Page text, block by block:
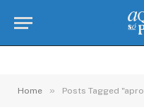
Home » Posts Tagged